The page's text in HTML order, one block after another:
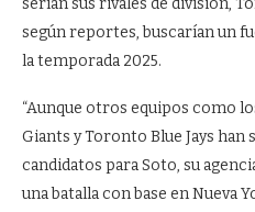
serían sus rivales de división,
según reportes, buscarían un
la temporada 2025.
“Aunque otros equipos como
Giants y Toronto Blue Jays
candidatos para Soto, su
una batalla con base en Nueva